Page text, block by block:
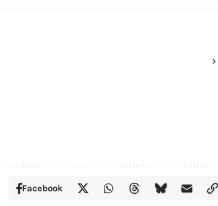
Facebook